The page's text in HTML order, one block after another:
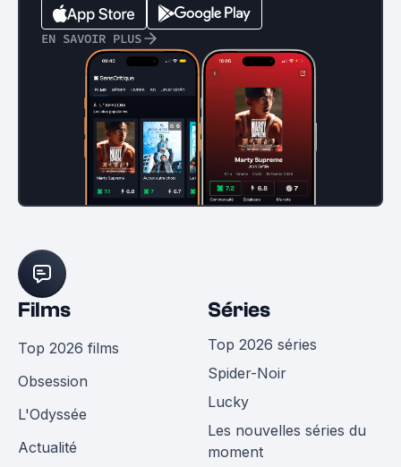
EN SAVOIR PLUS
Films
Top 2026 films
Obsession
L'Odyssée
Actualité
Séries
Top 2026 séries
Spider-Noir
Lucky
Les nouvelles séries du
moment